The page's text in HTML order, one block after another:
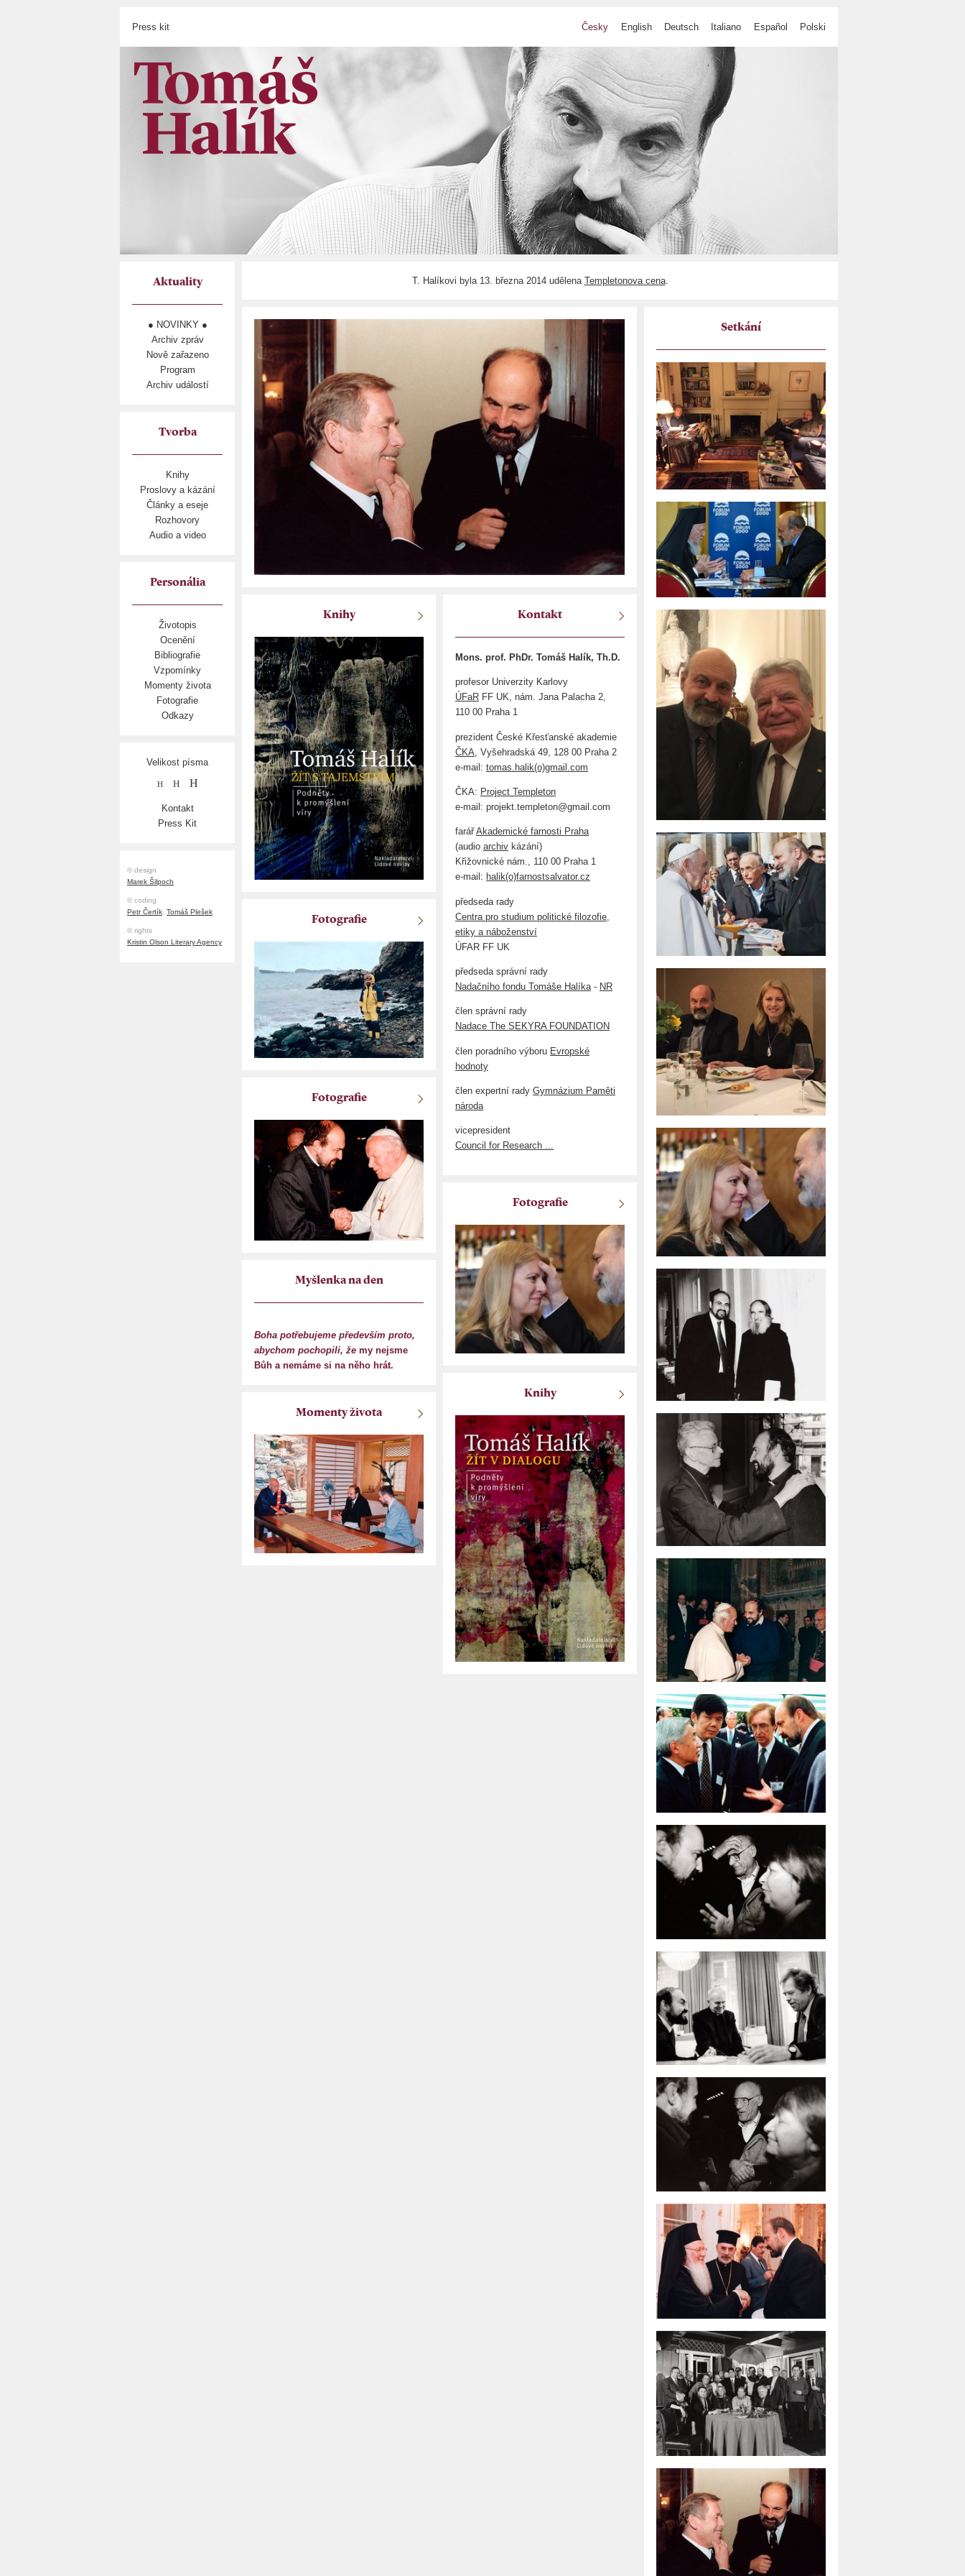
Press kit Česky English Deutsch Italiano Español Polski
Aktuality
● NOVINKY ●
Archiv zpráv
Nově zařazeno
Program
Archiv událostí
Tvorba
Knihy
Proslovy a kázání
Články a eseje
Rozhovory
Audio a video
Personália
Životopis
Ocenění
Bibliografie
Vzpomínky
Momenty života
Fotografie
Odkazy
Velikost písma
H H H
Kontakt
Press Kit
© design
Marek Šilpoch
© coding
Petr Čertík, Tomáš Plešek
© rights
Kristin Olson Literary Agency
T. Halíkovi byla 13. března 2014 udělena Templetonova cena.
Setkání
Knihy Kontakt
Mons. prof. PhDr. Tomáš Halík, Th.D.
profesor Univerzity Karlovy
ÚFaR FF UK, nám. Jana Palacha 2,
110 00 Praha 1
prezident České Křesťanské akademie
ČKA , Vyšehradská 49, 128 00 Praha 2
e-mail: tomas.halik(o)gmail.com
ČKA: Project Templeton
e-mail: projekt.templeton@gmail.com
farářAkademické farnosti Praha
(audio archiv kázání)
Křižovnické nám., 110 00 Praha 1
e-mail: halik(o)farnostsalvator.cz
předseda rady
Centra pro studium politické filozofie,
etiky a náboženství
ÚFAR FF UK
předseda správní rady
Nadačního fondu Tomáše Halíka - NR
člen správní rady
Nadace The SEKYRA FOUNDATION
člen poradního výboru Evropské
hodnoty
člen expertní rady Gymnázium Paměti
národa
vicepresident
Council for Research ...
Fotografie
Fotografie
Fotografie
Myšlenka na den
Boha potřebujeme především proto,
abychom pochopili, že my nejsme
Bůh a nemáme si na něho hrát.
Knihy
Momenty života